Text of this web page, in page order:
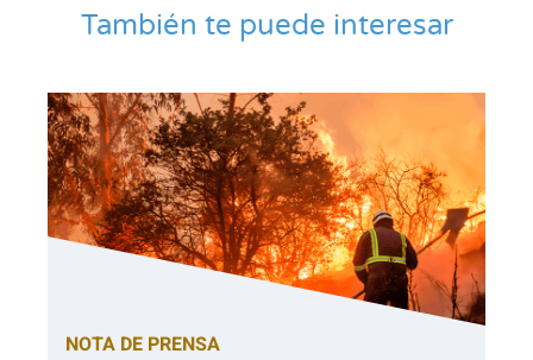
También te puede interesar
NOTA DE PRENSA